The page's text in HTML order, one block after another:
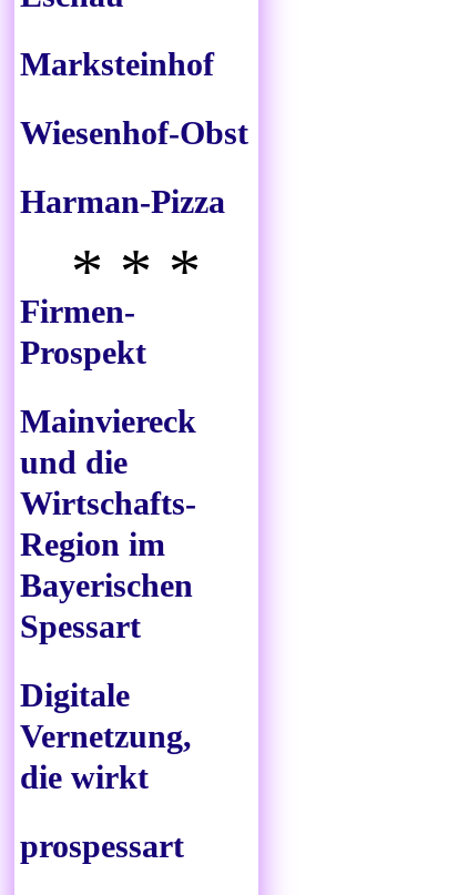
Marksteinhof
Wiesenhof-Obst
Harman-Pizza
* * *
Firmen-
Prospekt
Mainviereck
und die
Wirtschafts-
Region im
Bayerischen
Spessart
Digitale
Vernetzung,
die wirkt
prospessart